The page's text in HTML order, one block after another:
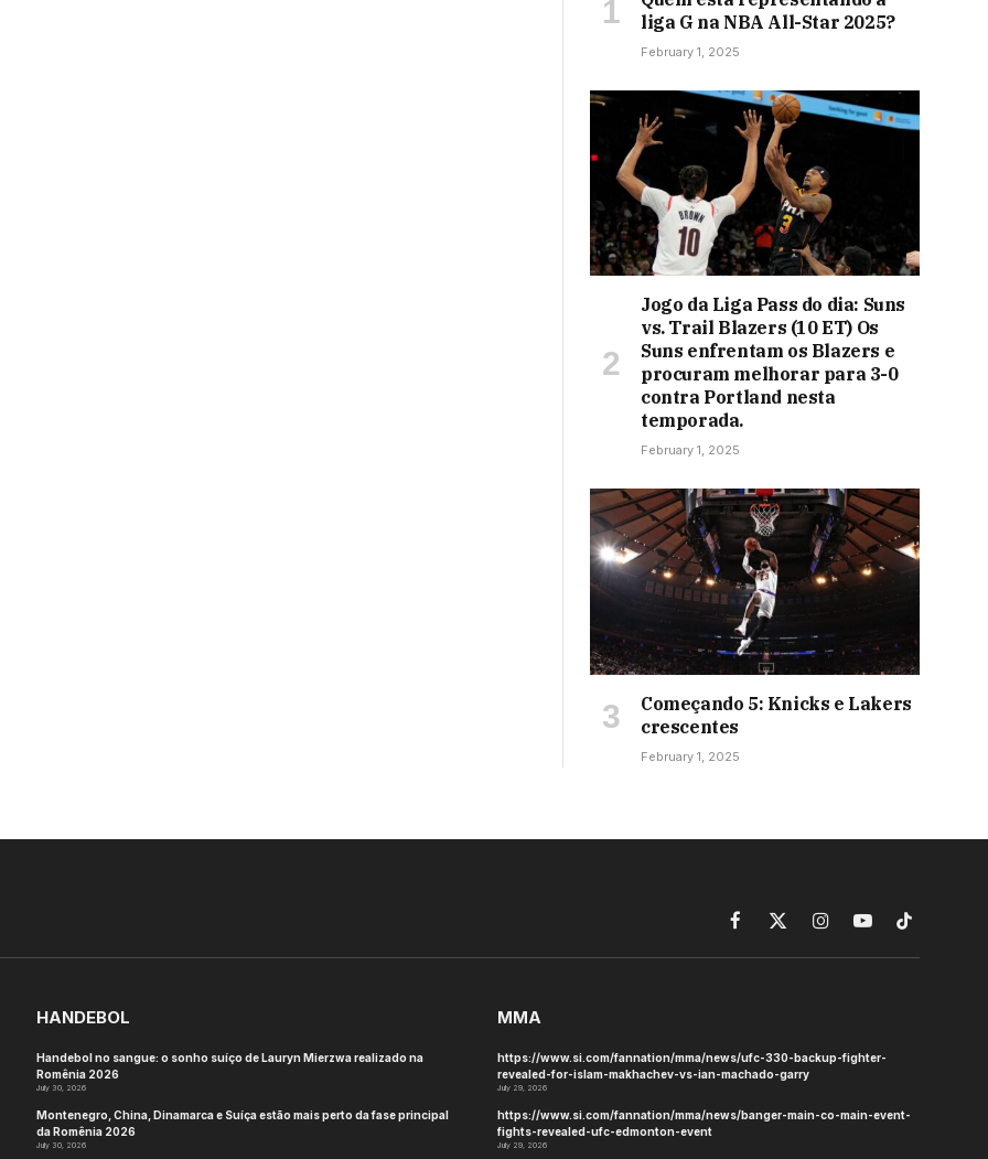
liga G na NBA All-Star 2025?
February 1, 2025
Jogo da Liga Pass do dia: Suns
vs. Trail Blazers (10 ET) Os
Suns enfrentam os Blazers e
procuram melhorar para 3-0
contra Portland nesta
temporada.
February 1, 2025
Começando 5: Knicks e Lakers
crescentes
February 1, 2025
Facebook
X
(Twitter)
InstagramYouTubeTikTok
HANDEBOL
Handebol no sangue: o sonho suíço de Lauryn Mierzwa realizado na
Romênia 2026
July 30, 2026
Montenegro, China, Dinamarca e Suíça estão mais perto da fase principal
da Romênia 2026
July 30, 2026
MMA
https://www.si.com/fannation/mma/news/ufc-330-backup-fighter-
revealed-for-islam-makhachev-vs-ian-machado-garry
July 29, 2026
https://www.si.com/fannation/mma/news/banger-main-co-main-event-
fights-revealed-ufc-edmonton-event
July 29, 2026